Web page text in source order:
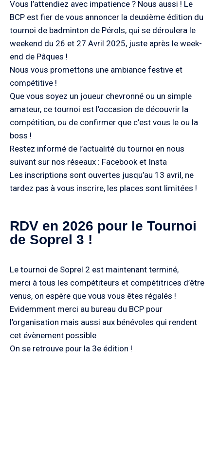
Vous l’attendiez avec impatience ? Nous aussi ! Le
BCP est fier de vous annoncer la deuxième édition du
tournoi de badminton de Pérols, qui se déroulera le
weekend du 26 et 27 Avril 2025, juste après le week-
end de Pâques !
Nous vous promettons une ambiance festive et
compétitive !
Que vous soyez un joueur chevronné ou un simple
amateur, ce tournoi est l’occasion de découvrir la
compétition, ou de confirmer que c’est vous le ou la
boss !
Restez informé de l’actualité du tournoi en nous
suivant sur nos réseaux : Facebook et Insta
Les inscriptions sont ouvertes jusqu’au 13 avril, ne
tardez pas à vous inscrire, les places sont limitées !
RDV en 2026 pour le Tournoi
de Soprel 3 !
Le tournoi de Soprel 2 est maintenant terminé,
merci à tous les compétiteurs et compétitrices d’être
venus, on espère que vous vous êtes régalés !
Evidemment merci au bureau du BCP pour
l’organisation mais aussi aux bénévoles qui rendent
cet évènement possible
On se retrouve pour la 3e édition !